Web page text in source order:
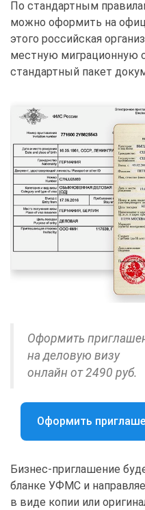
По стандартным
можно оформить на
этого российская
местную миграционную
стандартный пакет
Оформить
на деловую визу
онлайн от 2490 руб.
Оформить
Бизнес-приглашение
бланке УФМС и
в виде копии или